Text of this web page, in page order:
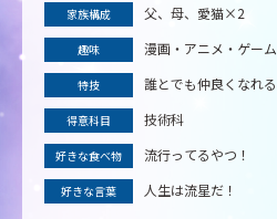
家族構成 父、母、愛猫×2
趣味 漫画・アニメ・ゲーム
特技 誰とでも仲良くなれる
得意科目 技術科
好きな食べ物 流行ってるやつ！
好きな言葉 人生は流星だ！
家族構成 父、母、愛猫×2
趣味 漫画・アニメ・ゲーム
特技 誰とでも仲良くなれる
得意科目 技術科
好きな食べ物 流行ってるやつ！
好きな言葉 人生は流星だ！
家族構成 父、母、愛猫×2
趣味 漫画・アニメ・ゲーム
特技 誰とでも仲良くなれる
得意科目 技術科
好きな食べ物 流行ってるやつ！
好きな言葉 人生は流星だ！
家族構成 父、母、愛猫×2
趣味 漫画・アニメ・ゲーム
特技 誰とでも仲良くなれる
得意科目 技術科
好きな食べ物 流行ってるやつ！
好きな言葉 人生は流星だ！